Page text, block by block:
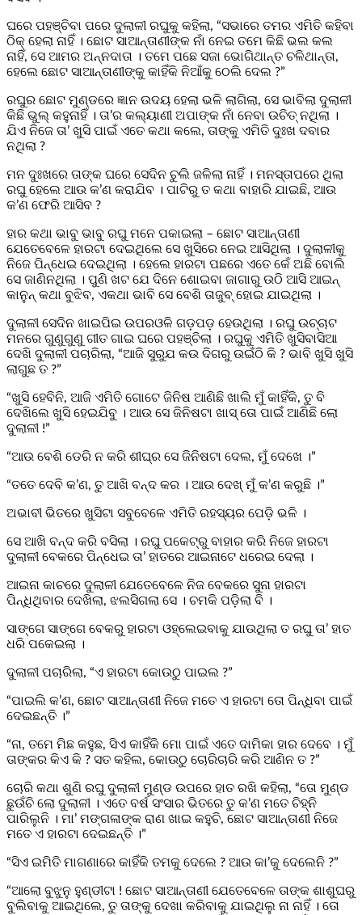
ଘରେ ପହଞ୍ଚିବା ପରେ ଦୁଲାଳୀ ରଘୁକୁ କହିଲା, “ସଭାରେ ତମର ଏମିତି କହିବା
ଠିକ୍ ହେଲା ନାହିଁ । ଛୋଟ ସାଆନ୍ତାଣୀଙ୍କ ନାଁ ନେଇ ତମେ କିଛି ଭଲ କଲ
ନାହିଁ, ସେ ଆମର ଅନ୍ନଦାତା । ତମେ ପଛେ ସଜା ଭୋଗିଥାନ୍ତ ଚଳିଥାନ୍ତା,
ହେଲେ ଛୋଟ ସାଆନ୍ତାଣୀଙ୍କୁ କାହିଁକି ନିଆଁକୁ ଠେଲି ଦେଲ ?”
ରଘୁର ଛୋଟ ମୁଣ୍ଡରେ ଜ୍ଞାନ ଉଦୟ ହେଲା ଭଳି ଲାଗିଲା, ସେ ଭାବିଲା ଦୁଲାଳୀ
କିଛି ଭୁଲ୍ କହୁନାହିଁ । ତା’ର କଲ୍ୟାଣୀ ଅପାଙ୍କ ନାଁ ନେବା ଉଚିତ୍ ନଥିଲା ।
ଯିଏ ନିଜେ ତା’ ଖୁସି ପାଇଁ ଏତେ କଥା କଲେ, ତାଙ୍କୁ ଏମିତି ଦୁଃଖ ଦବାର
ନଥିଲା ?
ମନ ଦୁଃଖରେ ତାଙ୍କ ଘରେ ସେଦିନ ଚୁଲି ଜଳିଲା ନାହିଁ । ମନସ୍ତାପରେ ଥିଲା
ରଘୁ ହେଲେ ଆଉ କ’ଣ କରାଯିବ । ପାଟିରୁ ତ କଥା ବାହାରି ଯାଇଛି, ଆଉ
କ’ଣ ଫେରି ଆସିବ ?
ହାର କଥା ଭାବୁ ଭାବୁ ରଘୁ ମନେ ପକାଇଲା – ଛୋଟ ସାଆନ୍ତାଣୀ
ଯେତେବେଳେ ହାରଟା ଦେଇଥିଲେ ସେ ଖୁସିରେ ନେଇ ଆସିଥିଲା । ଦୁଲାଳୀକୁ
ନିଜେ ପିନ୍ଧେଇ ଦେଇଥିଲା । ହେଲେ ହାରଟା ପଛରେ ଏତେ କେଁ ଅଛି ବୋଲି
ସେ ଜାଣିନଥିଲା । ପୁଣି ଖଟ ଯେ ଦିନେ ଶୋଇବା ଜାଗାରୁ ଉଠି ଆସି ଆଇନ୍
କାନୁନ୍ କଥା ବୁଝିବ, ଏକଥା ଭାବି ସେ ବେଶି ତାଜୁବ୍ ହୋଇ ଯାଇଥିଲା ।
ଦୁଲାଳୀ ସେଦିନ ଖାଇପିଇ ଉପରଓଳି ଗଡ଼ପଡ଼ ହେଉଥିଲା । ରଘୁ ଉଚ୍ଚାଟ
ମନରେ ଗୁଣୁଗୁଣୁ ଗୀତ ଗାଇ ଘରେ ପହଞ୍ଚିଲା । ରଘୁକୁ ଏମିତି ଖୁସିବାସିଆ
ଦେଖି ଦୁଲାଳୀ ପଚାରିଲା, “ଆଜି ସୁରୁଯ କଉ ଦିଗରୁ ଉଇଁଠି କି ? ଭାବି ଖୁସି ଖୁସି
ଲାଗୁଛ ତ ?”
“ଖୁସି ହେବିନି, ଆଜି ଏମିତି ଗୋଟେ ଜିନିଷ ଆଣିଛି ଖାଲି ମୁଁ କାହିଁକି, ତୁ ବି
ଦେଖିଲେ ଖୁସି ହେଇଯିବୁ । ଆଉ ସେ ଜିନିଷଟା ଖାସ୍ ତୋ ପାଇଁ ଆଣିଛି ଲୋ
ଦୁଲାଳୀ !”
“ଆଉ ବେଶି ଡେରି ନ କରି ଶୀଘ୍ର ସେ ଜିନିଷଟା ଦେଲ, ମୁଁ ଦେଖେ ।”
“ତତେ ଦେବି କ’ଣ, ତୁ ଆଖି ବନ୍ଦ କର । ଆଉ ଦେଖ୍ ମୁଁ କ’ଣ କରୁଛି ।”
ଅଭାବୀ ଭିତରେ ଖୁସିଟା ସବୁବେଳେ ଏମିତି ରହସ୍ୟର ପେଡ଼ି ଭଳି ।
ସେ ଆଖି ବନ୍ଦ କରି ବସିଲା । ରଘୁ ପକେଟ୍‌ରୁ ବାହାର କରି ନିଜେ ହାରଟା
ଦୁଲାଳୀ ବେକରେ ପିନ୍ଧେଇ ତା’ ହାତରେ ଆଇନାଟେ ଧରେଇ ଦେଲା ।
ଆଇନା କାଚରେ ଦୁଲାଳୀ ଯେତେବେଳେ ନିଜ ବେକରେ ସୁନା ହାରଟା
ପିନ୍ଧିଥିବାର ଦେଖିଲା, ଝଲସିଗଲା ସେ । ଚମକି ପଡ଼ିଲା ବି ।
ସାଙ୍ଗେ ସାଙ୍ଗେ ବେକରୁ ହାରଟା ଓହ୍ଲେଇବାକୁ ଯାଉଥିଲା ତ ରଘୁ ତା’ ହାତ
ଧରି ପକେଇଲା ।
ଦୁଲାଳୀ ପଚାରିଲା, “ଏ ହାରଟା କୋଉଠୁ ପାଇଲ ?”
“ପାଇଲି କ’ଣ, ଛୋଟ ସାଆନ୍ତାଣୀ ନିଜେ ମତେ ଏ ହାରଟା ତୋ ପିନ୍ଧିବା ପାଇଁ
ଦେଇଛନ୍ତି ।”
“ନା, ତମେ ମିଛ କହୁଛ, ସିଏ କାହିଁକି ମୋ ପାଇଁ ଏତେ ଦାମିକା ହାର ଦେବେ । ମୁଁ
ତାଙ୍କର କିଏ କି ? ସତ କହିଲ, କୋଉଠୁ ଚୋରିଚାରି କରି ଆଣିନ ତ ?”
ଚୋରି କଥା ଶୁଣି ରଘୁ ଦୁଲାଳୀ ମୁଣ୍ଡ ଉପରେ ହାତ ରଖି କହିଲା, “ତୋ ମୁଣ୍ଡ
ଛୁଉଁଚି ଲୋ ଦୁଲାଳୀ । ଏତେ ବର୍ଷ ସଂସାର ଭିତରେ ତୁ କ’ଣ ମତେ ଚିହ୍ନି
ପାରିଲୁନି । ମା’ ମଙ୍ଗଳାଙ୍କ ରାଣ ଖାଇ କହୁଚି, ଛୋଟ ସାଆନ୍ତାଣୀ ନିଜେ
ମତେ ଏ ହାରଟା ଦେଇଛନ୍ତି ।”
“ସିଏ ଇମିତି ମାଗଣାରେ କାହିଁକି ତମକୁ ଦେଲେ ? ଆଉ କା’କୁ ଦେଲେନି ?”
“ଆଲୋ ବୁଝୁନୁ ହୁଣ୍ଡୀଟା ! ଛୋଟ ସାଆନ୍ତାଣୀ ଯେତେବେଳେ ତାଙ୍କ ଶାଶୁଘରୁ
ବୁଲିବାକୁ ଆଇଥିଲେ, ତୁ ତାଙ୍କୁ ଦେଖା କରିବାକୁ ଯାଇଥିଲୁ ନା ନାହିଁ । ତୋ